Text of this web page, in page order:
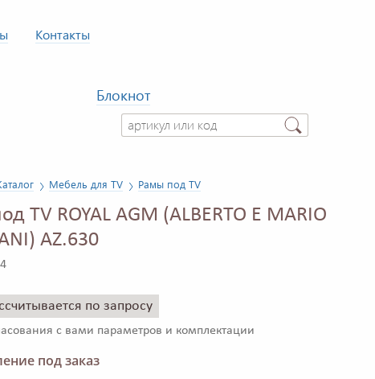
Контакты
Блокнот
Мебель для TV Рамы под TV
TV ROYAL AGM (ALBERTO E MARIO
AZ.630
по запросу
с вами параметров и комплектации
под заказ